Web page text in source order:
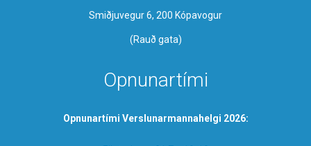
Smiðjuvegur 6, 200 Kópavogur
(Rauð gata)
Opnunartími
Opnunartími Verslunarmannahelgi 2026: